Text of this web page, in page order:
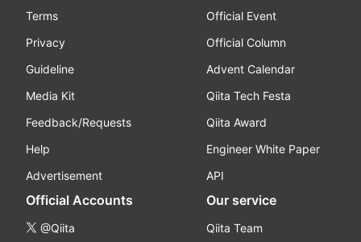
Terms
Privacy
Guideline
Media Kit
Feedback/Requests
Help
Advertisement
Official Event
Official Column
Advent Calendar
Qiita Tech Festa
Qiita Award
Engineer White Paper
API
Official Accounts
@Qiita
Our service
Qiita Team